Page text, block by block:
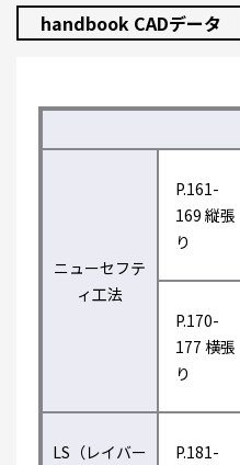
handbook CADデータ
ニューセフテ
ィ工法
P.161-
169 縦張
り
P.170-
177 横張
り
LS（レイバー
P.181-